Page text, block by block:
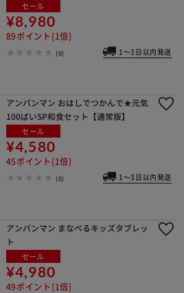
セール
¥8,980
89ポイント(1倍)
(0) 1～3日以内発送
アンパンマン おはしでつかんで★元気
100ばいSP和食セット【通常版】
セール
¥4,580
45ポイント(1倍)
(0) 1～3日以内発送
アンパンマン まなべるキッズタブレッ
ト
セール
¥4,980
49ポイント(1倍)